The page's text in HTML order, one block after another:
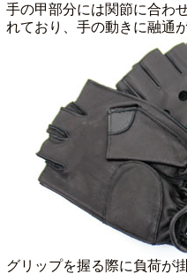
手の甲部分には関節に合わ
れており、手の動きに融通
グリップを握る際に負荷が